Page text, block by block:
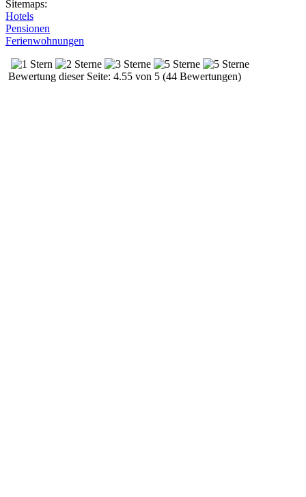
Sitemaps:
Hotels
Pensionen
Ferienwohnungen
Bewertung dieser Seite: 4.55 von 5 (44 Bewertungen)